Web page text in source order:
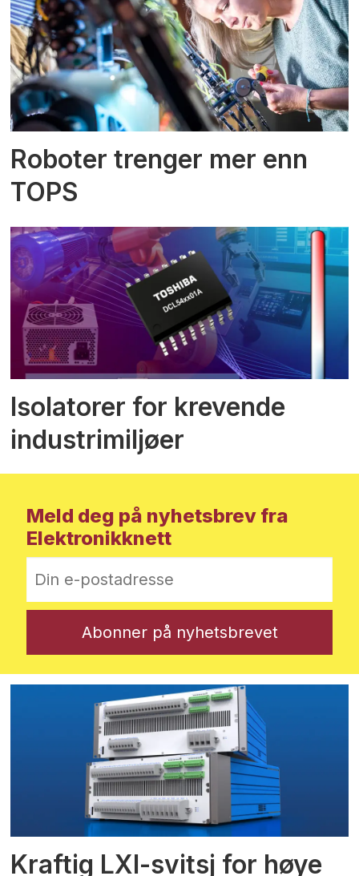
Roboter trenger mer enn
TOPS
Isolatorer for krevende
industrimiljøer
Meld deg på nyhetsbrev fra
Elektronikknett
Kraftig LXI-svitsj for høye